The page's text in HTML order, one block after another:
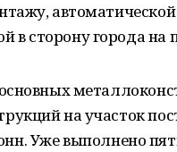
автоматической
сторону города на
на участок
Уже выполнено